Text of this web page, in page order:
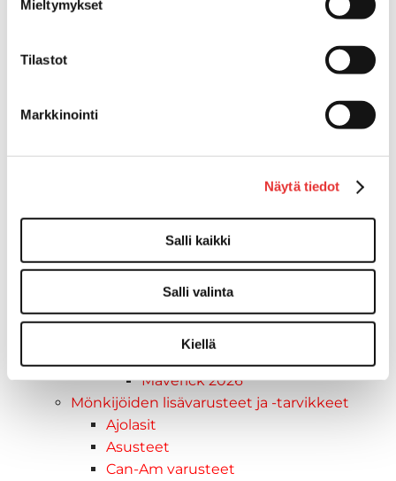
Mieltymykset
Tilastot
Markkinointi
Näytä tiedot
Salli kaikki
Salli valinta
Kiellä
Mönkijät
Can-Am traktorimönkijät 2026
Can-Am SSV-Mallit
Traxter mallisto
Traxter 2025
Traxter 2026
Maverick mallisto
Maverick 2026
Mönkijöiden lisävarusteet ja -tarvikkeet
Ajolasit
Asusteet
Can-Am varusteet